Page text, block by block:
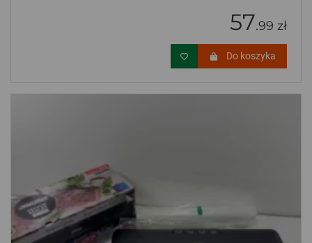
57.99 zł
Do koszyka